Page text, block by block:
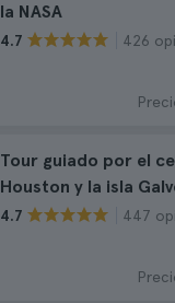
la NASA
4.7 426
Tour guiado por el
Houston y la isla
4.7 447